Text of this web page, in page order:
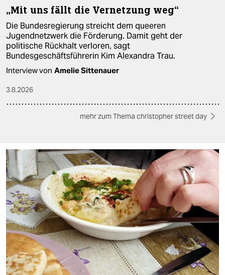
„Mit uns fällt die Vernetzung weg“
Die Bundesregierung streicht dem queeren
Jugendnetzwerk die Förderung. Damit geht der
politische Rückhalt verloren, sagt
Bundesgeschäftsführerin Kim Alexandra Trau.
Interview von Amelie Sittenauer
3.8.2026
mehr zum Thema christopher street day